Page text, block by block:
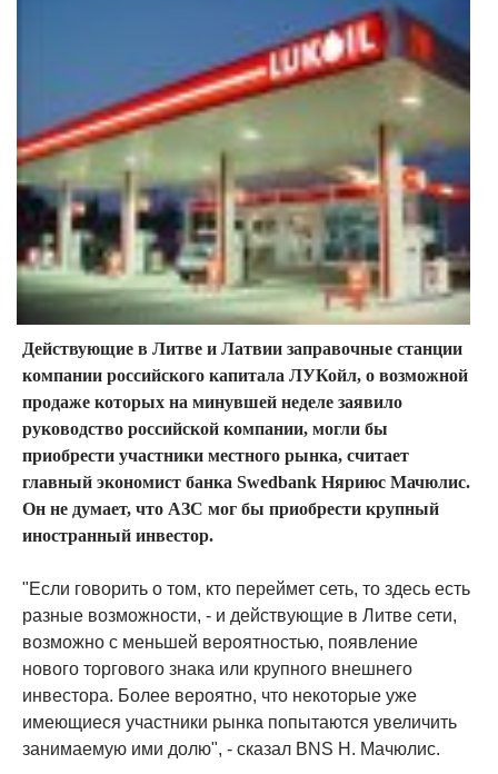
Действующие в Литве и Латвии заправочные станции
компании российского капитала ЛУКойл, о возможной
продаже которых на минувшей неделе заявило
руководство российской компании, могли бы
приобрести участники местного рынка, считает
главный экономист банка Swedbank Няриюс Мачюлис.
Он не думает, что АЗС мог бы приобрести крупный
иностранный инвестор.
"Если говорить о том, кто переймет сеть, то здесь есть
разные возможности, - и действующие в Литве сети,
возможно с меньшей вероятностью, появление
нового торгового знака или крупного внешнего
инвестора. Более вероятно, что некоторые уже
имеющиеся участники рынка попытаются увеличить
занимаемую ими долю", - сказал BNS Н. Мачюлис.